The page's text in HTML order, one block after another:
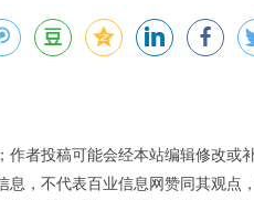
者投稿可能会经本站编辑修改或
，不代表百业信息网赞同其观点